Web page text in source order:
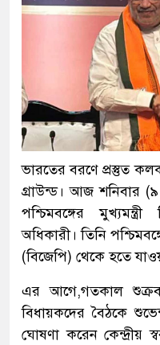
ভারতের বরণে প্রস্তুত
গ্রাউন্ড। আজ শনিবার
পশ্চিমবঙ্গের
অধিকারী। তিনি
(বিজেপি) থেকে হতে
এর আগে,গতকাল
বিধায়কদের বৈঠকে
ঘোষণা করেন কেন্দ্রীয়